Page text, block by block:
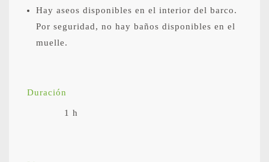
Hay aseos disponibles en el interior del barco.
Por seguridad, no hay baños disponibles en el
muelle.
Duración
1 h